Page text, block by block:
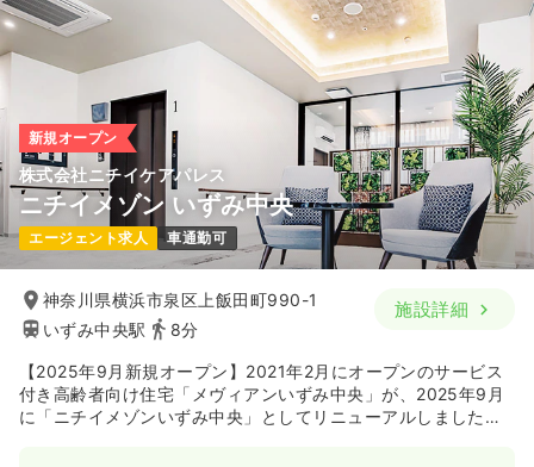
新規オープン
株式会社ニチイケアパレス
ニチイメゾン いずみ中央
エージェント求人 車通勤可
神奈川県横浜市泉区上飯田町990-1
いずみ中央駅
8分
施設詳細
【2025年9月新規オープン】2021年2月にオープンのサービス
付き高齢者向け住宅「メヴィアンいずみ中央」が、2025年9月
に「ニチイメゾンいずみ中央」としてリニューアルしました。